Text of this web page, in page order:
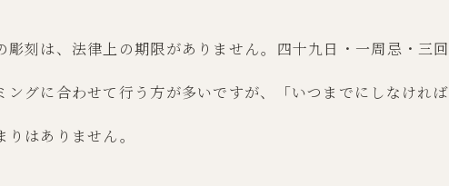
彫刻は、法律上の期限がありません。四十九日・一周忌・三回
ングに合わせて行う方が多いですが、「いつまでにしなければ
はありません。